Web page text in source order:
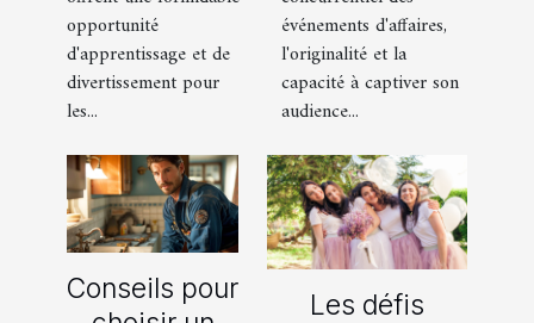
pour votre
enfant
opportunité
d'apprentissage et de
divertissement pour
les...
transforme les
événements
professionnels
événements d'affaires,
l'originalité et la
capacité à captiver son
audience...
Conseils pour
Les défis